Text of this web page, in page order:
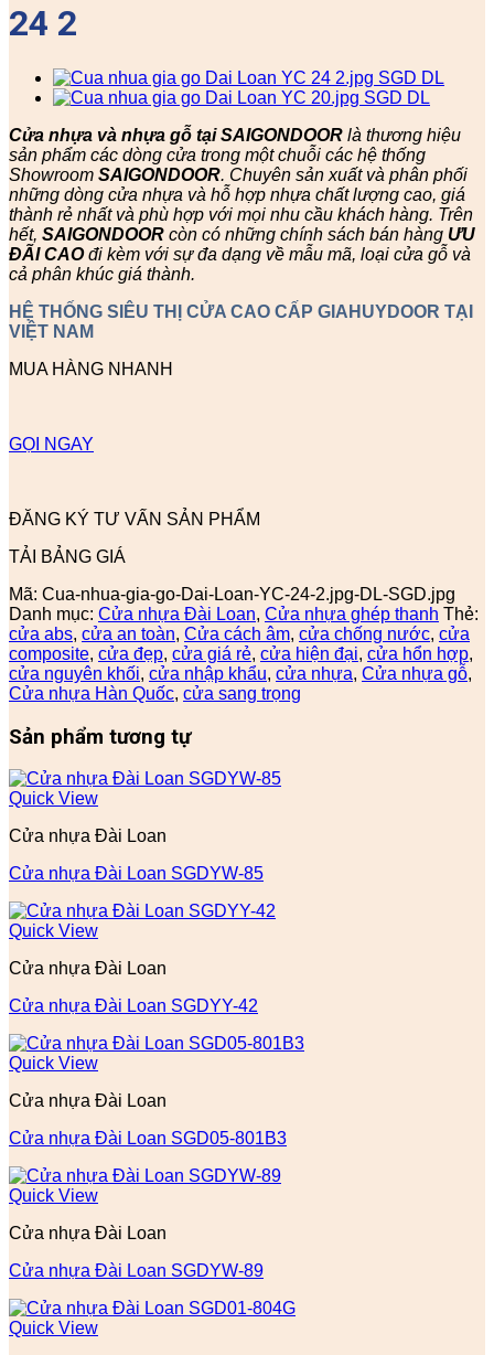
24 2
Cửa nhựa và nhựa gỗ tại SAIGONDOOR là thương hiệu
sản phẩm các dòng cửa trong một chuỗi các hệ thống
Showroom SAIGONDOOR. Chuyên sản xuất và phân phối
những dòng cửa nhựa và hỗ hợp nhựa chất lượng cao, giá
thành rẻ nhất và phù hợp với mọi nhu cầu khách hàng. Trên
hết, SAIGONDOOR còn có những chính sách bán hàng ƯU
ĐÃI CAOđi kèm với sự đa dạng về mẫu mã, loại cửa gỗ và
cả phân khúc giá thành.
HỆ THỐNG SIÊU THỊ CỬA CAO CẤP GIAHUYDOOR TẠI
VIỆT NAM
MUA HÀNG NHANH
GỌI NGAY
ĐĂNG KÝ TƯ VẤN SẢN PHẨM
TẢI BẢNG GIÁ
Mã: Cua-nhua-gia-go-Dai-Loan-YC-24-2.jpg-DL-SGD.jpg
Danh mục: Cửa nhựa Đài Loan, Cửa nhựa ghép thanh Thẻ:
cửa abs, cửa an toàn, Cửa cách âm, cửa chống nước, cửa
composite, cửa đẹp, cửa giá rẻ, cửa hiện đại, cửa hổn hợp,
cửa nguyên khối, cửa nhập khẩu, cửa nhựa, Cửa nhựa gỗ,
Cửa nhựa Hàn Quốc, cửa sang trọng
Sản phẩm tương tự
Quick View
Cửa nhựa Đài Loan
Cửa nhựa Đài Loan SGDYW-85
Quick View
Cửa nhựa Đài Loan
Cửa nhựa Đài Loan SGDYY-42
Quick View
Cửa nhựa Đài Loan
Cửa nhựa Đài Loan SGD05-801B3
Quick View
Cửa nhựa Đài Loan
Cửa nhựa Đài Loan SGDYW-89
Quick View